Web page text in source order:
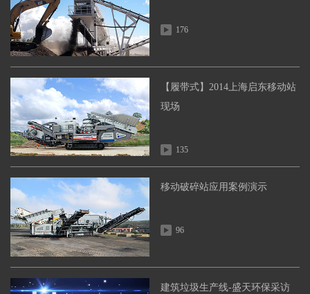
176
【履带式】2014上海启东移动站
现场
135
移动破碎站应用案例演示
96
建筑垃圾生产线-盛天环保采访